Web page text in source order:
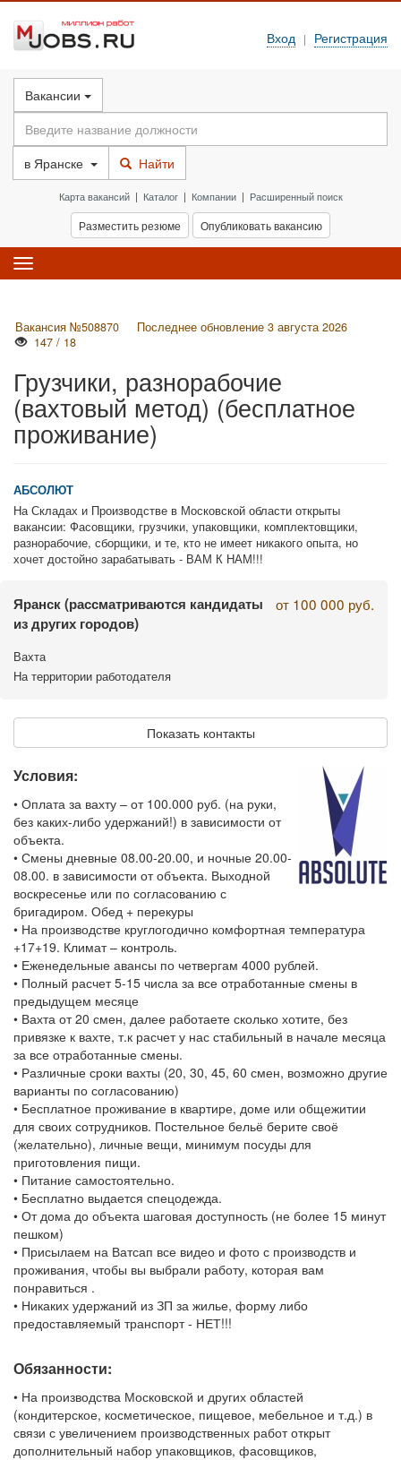
Вход | Регистрация
Вакансии
в Яранске Найти
Карта вакансий| Каталог| Компании| Расширенный поиск
Разместить резюме Опубликовать вакансию
Toggle
navigation
Вакансия №508870
Последнее обновление 3 августа 2026
147 / 18
Грузчики, разнорабочие
(вахтовый метод) (бесплатное
проживание)
АБСОЛЮТ
На Складах и Производстве в Московской области открыты
вакансии: Фасовщики, грузчики, упаковщики, комплектовщики,
разнорабочие, сборщики, и те, кто не имеет никакого опыта, но
хочет достойно зарабатывать - ВАМ К НАМ!!!
от 100 000 руб.
Яранск(рассматриваются кандидаты
из других городов)
Вахта
На территории работодателя
Показать контакты
Условия:
• Оплата за вахту – от 100.000 руб. (на руки,
без каких-либо удержаний!) в зависимости от
объекта.
• Смены дневные 08.00-20.00, и ночные 20.00-
08.00. в зависимости от объекта. Выходной
воскресенье или по согласованию с
бригадиром. Обед + перекуры
• На производстве круглогодично комфортная температура
+17+19. Климат – контроль.
• Еженедельные авансы по четвергам 4000 рублей.
• Полный расчет 5-15 числа за все отработанные смены в
предыдущем месяце
• Вахта от 20 смен, далее работаете сколько хотите, без
привязке к вахте, т.к расчет у нас стабильный в начале месяца
за все отработанные смены.
• Различные сроки вахты (20, 30, 45, 60 смен, возможно другие
варианты по согласованию)
• Бесплатное проживание в квартире, доме или общежитии
для своих сотрудников. Постельное бельё берите своё
(желательно), личные вещи, минимум посуды для
приготовления пищи.
• Питание самостоятельно.
• Бесплатно выдается спецодежда.
• От дома до объекта шаговая доступность (не более 15 минут
пешком)
• Присылаем на Ватсап все видео и фото с производств и
проживания, чтобы вы выбрали работу, которая вам
понравиться .
• Никаких удержаний из ЗП за жилье, форму либо
предоставляемый транспорт - НЕТ!!!
Обязанности:
• На производства Московской и других областей
(кондитерское, косметическое, пищевое, мебельное и т.д.) в
связи с увеличением производственных работ открыт
дополнительный набор упаковщиков, фасовщиков,